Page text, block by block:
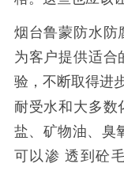
烟台鲁蒙防水防
为客户提供适合
验，不断取得进
耐受水和大多数
盐、矿物油、臭
可以渗 透到砼